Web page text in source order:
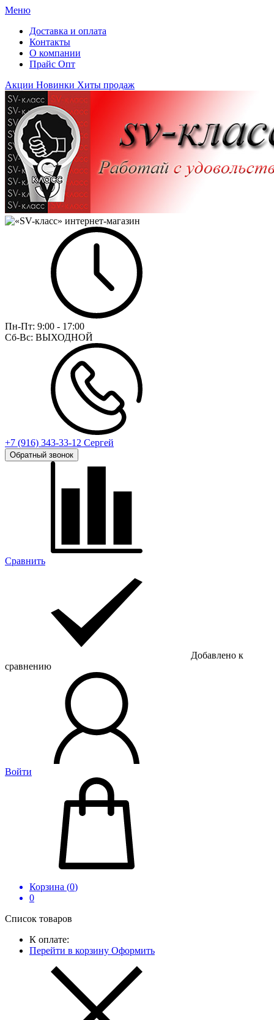
Меню
Доставка и оплата
Контакты
О компании
Прайс Опт
Акции Новинки Хиты продаж
Пн-Пт: 9:00 - 17:00
Сб-Вс: ВЫХОДНОЙ
+7 (916) 343-33-12 Сергей
Обратный звонок
Сравнить
Добавлено к
сравнению
Войти
Корзина (0)
0
Список товаров
К оплате:
Перейти в корзину Оформить